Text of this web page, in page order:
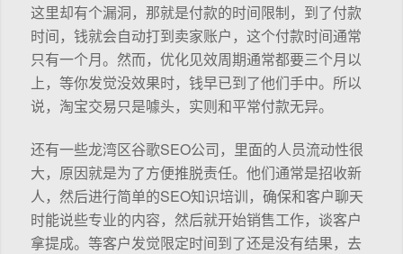
这里却有个漏洞，那就是付款的时间限制，到了付款
时间，钱就会自动打到卖家账户，这个付款时间通常
只有一个月。然而，优化见效周期通常都要三个月以
上，等你发觉没效果时，钱早已到了他们手中。所以
说，淘宝交易只是噱头，实则和平常付款无异。
还有一些龙湾区谷歌SEO公司，里面的人员流动性很
大，原因就是为了方便推脱责任。他们通常是招收新
人，然后进行简单的SEO知识培训，确保和客户聊天
时能说些专业的内容，然后就开始销售工作，谈客户
拿提成。等客户发觉限定时间到了还是没有结果，去